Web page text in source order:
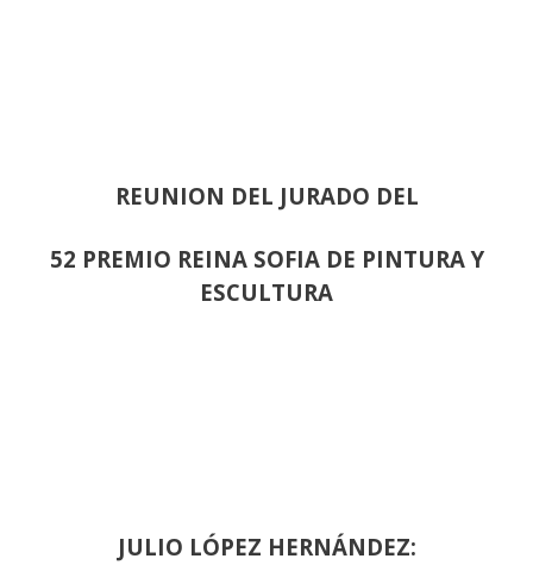
REUNION DEL JURADO DEL
52 PREMIO REINA SOFIA DE PINTURA Y
ESCULTURA
JULIO LÓPEZ HERNÁNDEZ: